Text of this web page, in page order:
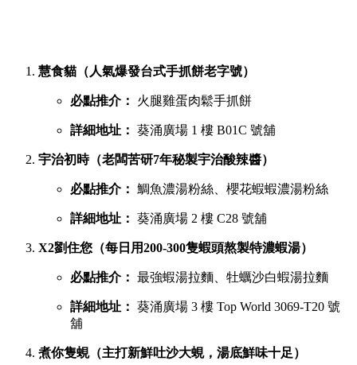
慧食貓（人氣爆發台式手抓餅老字號）
必點推介： 火腿雞蛋肉鬆手抓餅
詳細地址： 葵涌廣場 1 樓 B01C 號舖
宇治初時（老闆苦研7年秘製宇治酸辣醬）
必點推介： 鯛魚濃湯粉絲、櫻花蝦蝦濃湯粉絲
詳細地址： 葵涌廣場 2 樓 C28 號舖
X2劉住您（每日用200-300隻蝦頭熬製特濃蝦湯）
必點推介： 最強蝦湯拉麵、牡蠣沙白蝦湯拉麵
詳細地址： 葵涌廣場 3 樓 Top World 3069-T20 號
舖
煮你隻蜆（主打新鮮吐沙大蜆，湯底鮮味十足）